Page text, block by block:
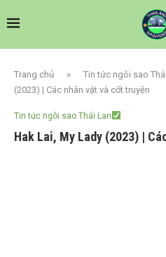
Trang chủ » Tin tức ngôi sao
(2023) | Các nhân vật và cốt truyện
Tin tức ngôi sao Thái Lan
Hak Lai, My Lady (2023) |